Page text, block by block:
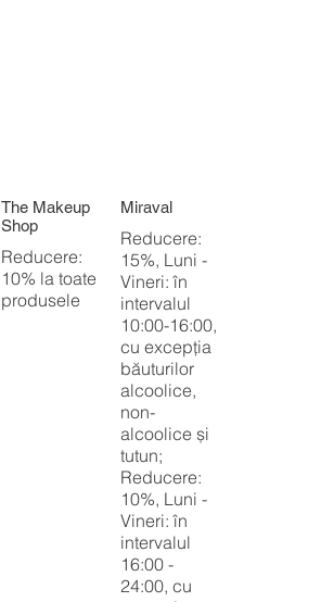
The Makeup
Shop
Reducere:
10% la toate
produsele
Miraval
Reducere:
15%, Luni -
Vineri: în
intervalul
10:00-16:00,
cu excepția
băuturilor
alcoolice,
non-
alcoolice și
tutun;
Reducere:
10%, Luni -
Vineri: în
intervalul
16:00 -
24:00, cu